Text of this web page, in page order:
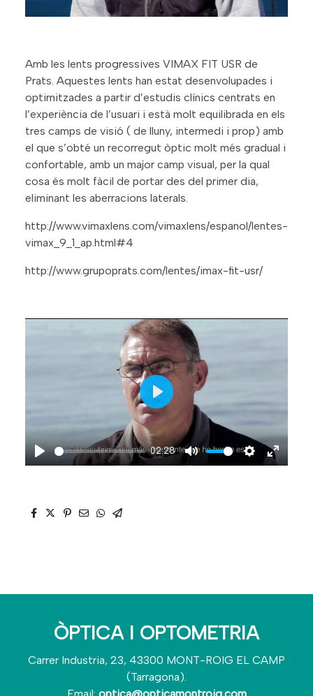
Amb les lents progressives VIMAX FIT USR de
Prats. Aquestes lents han estat desenvolupades i
optimitzades a partir d’estudis clínics centrats en
l’experiència de l’usuari i està molt equilibrada en els
tres camps de visió ( de lluny, intermedi i prop) amb
el que s’obté un recorregut òptic molt més gradual i
confortable, amb un major camp visual, per la qual
cosa és molt fàcil de portar des del primer dia,
eliminant les aberracions laterals.
http://www.vimaxlens.com/vimaxlens/espanol/lentes-
vimax_9_1_ap.html#4
http://www.grupoprats.com/lentes/imax-fit-usr/
Play
02:28
Mute Settings
Enter
Play
ÒPTICA I OPTOMETRIA
Carrer Industria, 23, 43300 MONT-ROIG EL CAMP
(Tarragona).